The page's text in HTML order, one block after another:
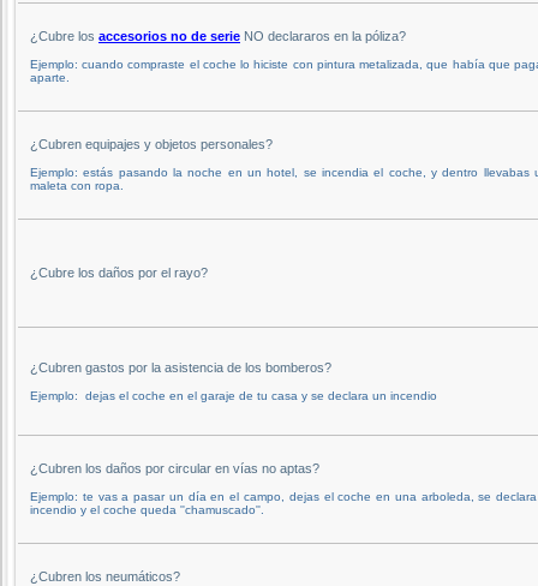
¿Cubre los accesorios no de serie NO declararos en la póliza?
Ejemplo: cuando compraste el coche lo hiciste con pintura metalizada, que había que
aparte.
¿Cubren equipajes y objetos personales?
Ejemplo: estás pasando la noche en un hotel, se incendia el coche, y dentro llevabas
maleta con ropa.
¿Cubre los daños por el rayo?
¿Cubren gastos por la asistencia de los bomberos?
Ejemplo: dejas el coche en el garaje de tu casa y se declara un incendio
¿Cubren los daños por circular en vías no aptas?
Ejemplo: te vas a pasar un día en el campo, dejas el coche en una arboleda, se
incendio y el coche queda ''chamuscado''.
¿Cubren los neumáticos?